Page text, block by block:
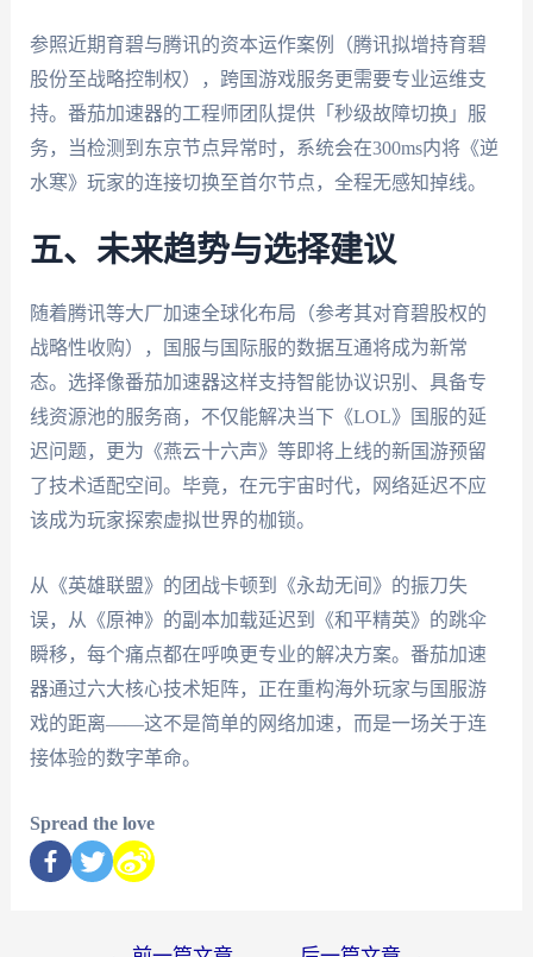
参照近期育碧与腾讯的资本运作案例（腾讯拟增持育碧
股份至战略控制权），跨国游戏服务更需要专业运维支
持。番茄加速器的工程师团队提供「秒级故障切换」服
务，当检测到东京节点异常时，系统会在300ms内将《逆
水寒》玩家的连接切换至首尔节点，全程无感知掉线。
五、未来趋势与选择建议
随着腾讯等大厂加速全球化布局（参考其对育碧股权的
战略性收购），国服与国际服的数据互通将成为新常
态。选择像番茄加速器这样支持智能协议识别、具备专
线资源池的服务商，不仅能解决当下《LOL》国服的延
迟问题，更为《燕云十六声》等即将上线的新国游预留
了技术适配空间。毕竟，在元宇宙时代，网络延迟不应
该成为玩家探索虚拟世界的枷锁。
从《英雄联盟》的团战卡顿到《永劫无间》的振刀失
误，从《原神》的副本加载延迟到《和平精英》的跳伞
瞬移，每个痛点都在呼唤更专业的解决方案。番茄加速
器通过六大核心技术矩阵，正在重构海外玩家与国服游
戏的距离——这不是简单的网络加速，而是一场关于连
接体验的数字革命。
Spread the love